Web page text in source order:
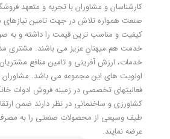
کارشناسان و مشاوران با تجربه و متعهد
صنعت همواره تلاش در جهت تامین نیازهای
کیفیت و مناسب ترین قیمت را داشته و به
خدمت هم میهنان عزیز می باشند. مشتری
خدمات، ارزش آفرینی و تامین منافع مشتریان
اولویت های این مجموعه می باشد. مشاوران
فعالیتهای تخصصی در زمینه فروش ادوات
کشاورزی و ساختمانی در نظر دارند ضمن
طیف وسیعی از محصولات صنعتی را به
عرضه نمایند.